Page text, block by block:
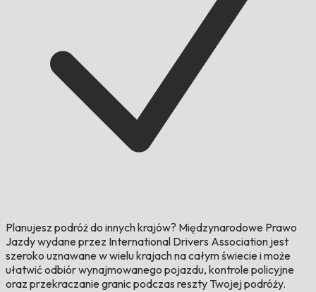
Planujesz podróż do innych krajów? Międzynarodowe Prawo
Jazdy wydane przez International Drivers Association jest
szeroko uznawane w wielu krajach na całym świecie i może
ułatwić odbiór wynajmowanego pojazdu, kontrole policyjne
oraz przekraczanie granic podczas reszty Twojej podróży.